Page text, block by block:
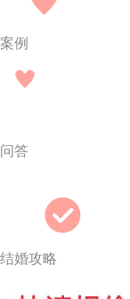
案例
问答
结婚攻略